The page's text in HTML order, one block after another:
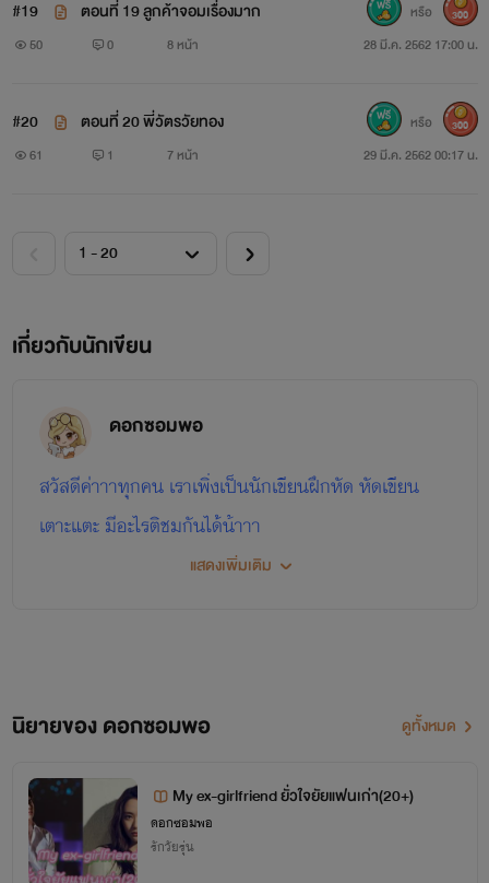
1 รักนาย...พี่ชายข้างบ้าน แนวหวานๆ โรแมนติก
2 เจ้าบ่าวข้างถนน รักโรแมนติกดราม่า ซึ้ง ๆ อบอุ่นหัวใจ
NCกรุบกริบ
3 ลิลลี่ร้อนรัก(25+) NC เนื้อ ๆ เน้น ๆ ปลุกอารมณ์ซาบซ่า
#19 ตอนที่ 19 ลูกค้าจอมเรื่องมาก
50 0 8 หน้า 28 มี.ค. 2562 17:00 น.
หรือ 300
#20 ตอนที่ 20 พี่วัตรวัยทอง
61 1 7 หน้า 29 มี.ค. 2562 00:17 น.
หรือ 300
เกี่ยวกับนักเขียน
ดอกซอมพอ
สวัสดีค่าาาทุกคน เราเพิ่งเป็นนักเขียนฝึกหัด หัดเขียน
เตาะแตะ มีอะไรติชมกันได้น้าาา
แสดงเพิ่มเติม
นิยายของ ดอกซอมพอ ดูทั้งหมด
My ex-girlfriend ยั่วใจยัยแฟนเก่า(20+)
ดอกซอมพอ
รักวัยรุ่น